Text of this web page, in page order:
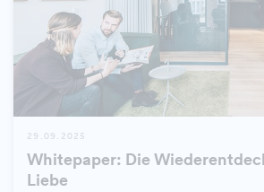
29.09.2025
Whitepaper: Die
Liebe